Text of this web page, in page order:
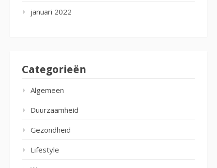
januari 2022
Categorieën
Algemeen
Duurzaamheid
Gezondheid
Lifestyle